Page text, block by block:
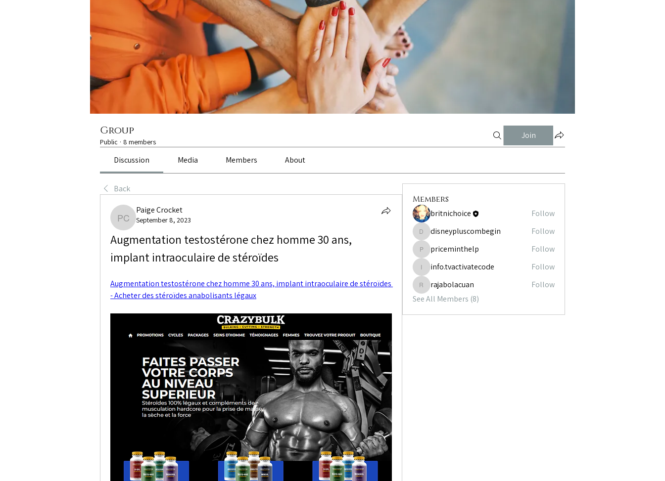
Group
Public · 8 members
Join
Discussion Media Members About
Back
Paige Crocket
Paige Crocket
September 8, 2023
Augmentation testostérone chez homme 30 ans,
implant intraoculaire de stéroïdes
Augmentation testostérone chez homme 30 ans, implant intraoculaire de stéroïdes
- Acheter des stéroïdes anabolisants légaux
Members
britnichoice Follow
disneypluscombegin
disneypluscombegin Follow
priceminthelp
priceminthelp Follow
info.tvactivatecode
info.tvactivatecode Follow
rajabolacuan
rajabolacuan
Follow
See All Members (8)